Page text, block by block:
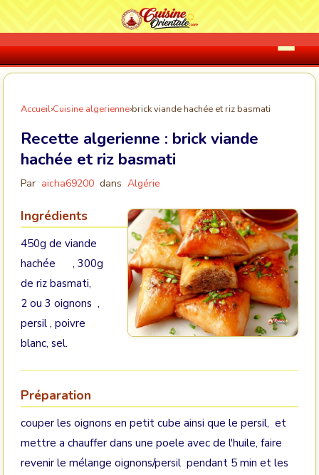
Accueil›Cuisine algerienne›brick viande hachée et riz basmati
Recette algerienne : brick viande
hachée et riz basmati
Par aicha69200 dans Algérie
Ingrédients
450g de viande
hachée , 300g
de riz basmati,
2 ou 3 oignons ,
persil , poivre
blanc, sel.
Préparation
couper les oignons en petit cube ainsi que le persil, et
mettre a chauffer dans une poele avec de l'huile, faire
revenir le mélange oignons/persil pendant 5 min et les